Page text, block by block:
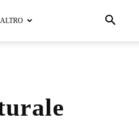
ALTRO